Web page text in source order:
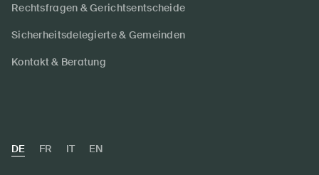
Rechtsfragen & Gerichtsentscheide
Sicherheitsdelegierte & Gemeinden
Kontakt & Beratung
DE FR IT EN